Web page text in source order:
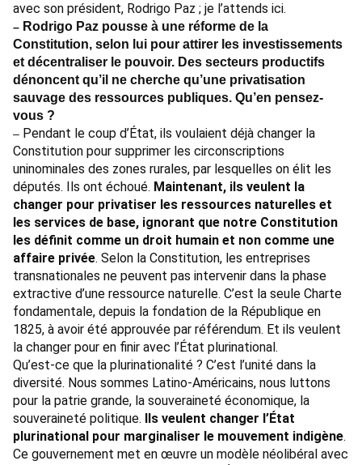
avec son président, Rodrigo Paz ; je l’attends ici.
– Rodrigo Paz pousse à une réforme de la
Constitution, selon lui pour attirer les investissements
et décentraliser le pouvoir. Des secteurs productifs
dénoncent qu’il ne cherche qu’une privatisation
sauvage des ressources publiques. Qu’en pensez-
vous ?
– Pendant le coup d’État, ils voulaient déjà changer la
Constitution pour supprimer les circonscriptions
uninominales des zones rurales, par lesquelles on élit les
députés. Ils ont échoué. Maintenant, ils veulent la
changer pour privatiser les ressources naturelles et
les services de base, ignorant que notre Constitution
les définit comme un droit humain et non comme une
affaire privée. Selon la Constitution, les entreprises
transnationales ne peuvent pas intervenir dans la phase
extractive d’une ressource naturelle. C’est la seule Charte
fondamentale, depuis la fondation de la République en
1825, à avoir été approuvée par référendum. Et ils veulent
la changer pour en finir avec l’État plurinational.
Qu’est-ce que la plurinationalité ? C’est l’unité dans la
diversité. Nous sommes Latino-Américains, nous luttons
pour la patrie grande, la souveraineté économique, la
souveraineté politique. Ils veulent changer l’État
plurinational pour marginaliser le mouvement indigène.
Ce gouvernement met en œuvre un modèle néolibéral avec